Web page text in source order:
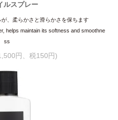
ルスプレー
、柔らかさと滑らかさを保ちます
helps maintain its softness and smoothne
ss
円、税150円)